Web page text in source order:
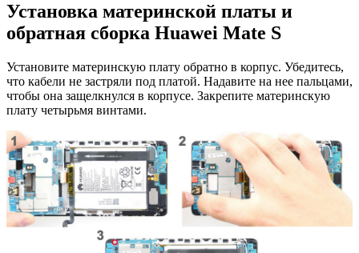
Установка материнской платы и
обратная сборка Huawei Mate S
Установите материнскую плату обратно в корпус. Убедитесь,
что кабели не застряли под платой. Надавите на нее пальцами,
чтобы она защелкнулся в корпусе. Закрепите материнскую
плату четырьмя винтами.